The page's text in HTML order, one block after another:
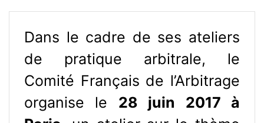
Dans le cadre de ses ateliers
de pratique arbitrale, le
Comité Français de l’Arbitrage
organise le 28 juin 2017 à